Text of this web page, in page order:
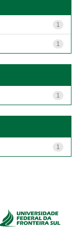
1
1
1
1